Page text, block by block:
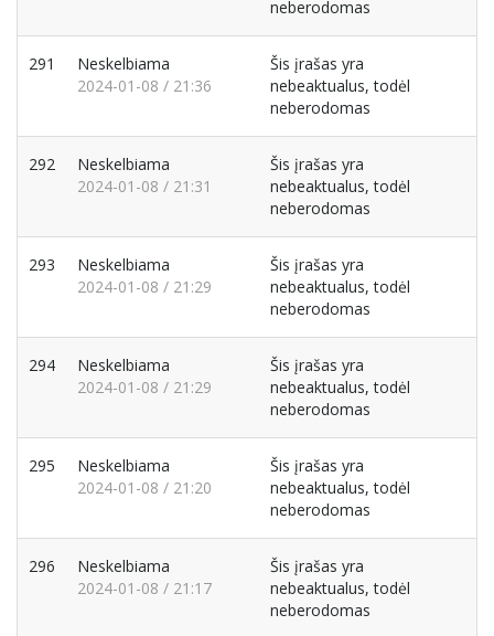
neberodomas
291
Neskelbiama
2024-01-08 / 21:36
Šis įrašas yra
nebeaktualus, todėl
neberodomas
292
Neskelbiama
2024-01-08 / 21:31
Šis įrašas yra
nebeaktualus, todėl
neberodomas
293
Neskelbiama
2024-01-08 / 21:29
Šis įrašas yra
nebeaktualus, todėl
neberodomas
294
Neskelbiama
2024-01-08 / 21:29
Šis įrašas yra
nebeaktualus, todėl
neberodomas
295
Neskelbiama
2024-01-08 / 21:20
Šis įrašas yra
nebeaktualus, todėl
neberodomas
296
Neskelbiama
2024-01-08 / 21:17
Šis įrašas yra
nebeaktualus, todėl
neberodomas